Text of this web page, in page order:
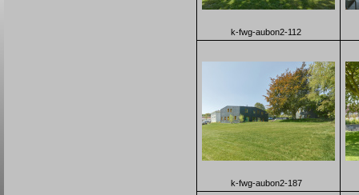
k-fwg-aubon2-112
k-fwg-aubon2-187